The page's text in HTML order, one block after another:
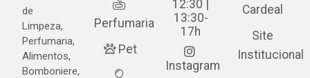
de
Limpeza,
Perfumaria,
Alimentos,
Bomboniere,
Perfumaria
Pet
12:30 |
13:30-
17h
Instagram
Cardeal
Site
Institucional